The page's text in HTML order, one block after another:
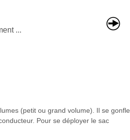
...
(petit ou grand volume). Il se gonfle
Pour se déployer le sac